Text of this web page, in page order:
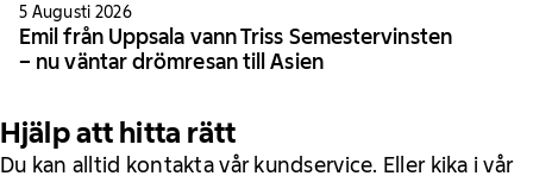
5 Augusti 2026
Emil från Uppsala vann Triss Semestervinsten
– nu väntar drömresan till Asien
Hjälp att hitta rätt
Du kan alltid kontakta vår kundservice. Eller kika i vår